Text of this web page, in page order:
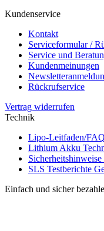
Kundenservice
Kontakt
Serviceformular /
Service und
Kundenmeinungen
Rückrufservice
Vertrag widerrufen
Technik
Lipo-Leitfaden/FAQ
Lithium Akku
SLS Testberichte
Einfach und sicher